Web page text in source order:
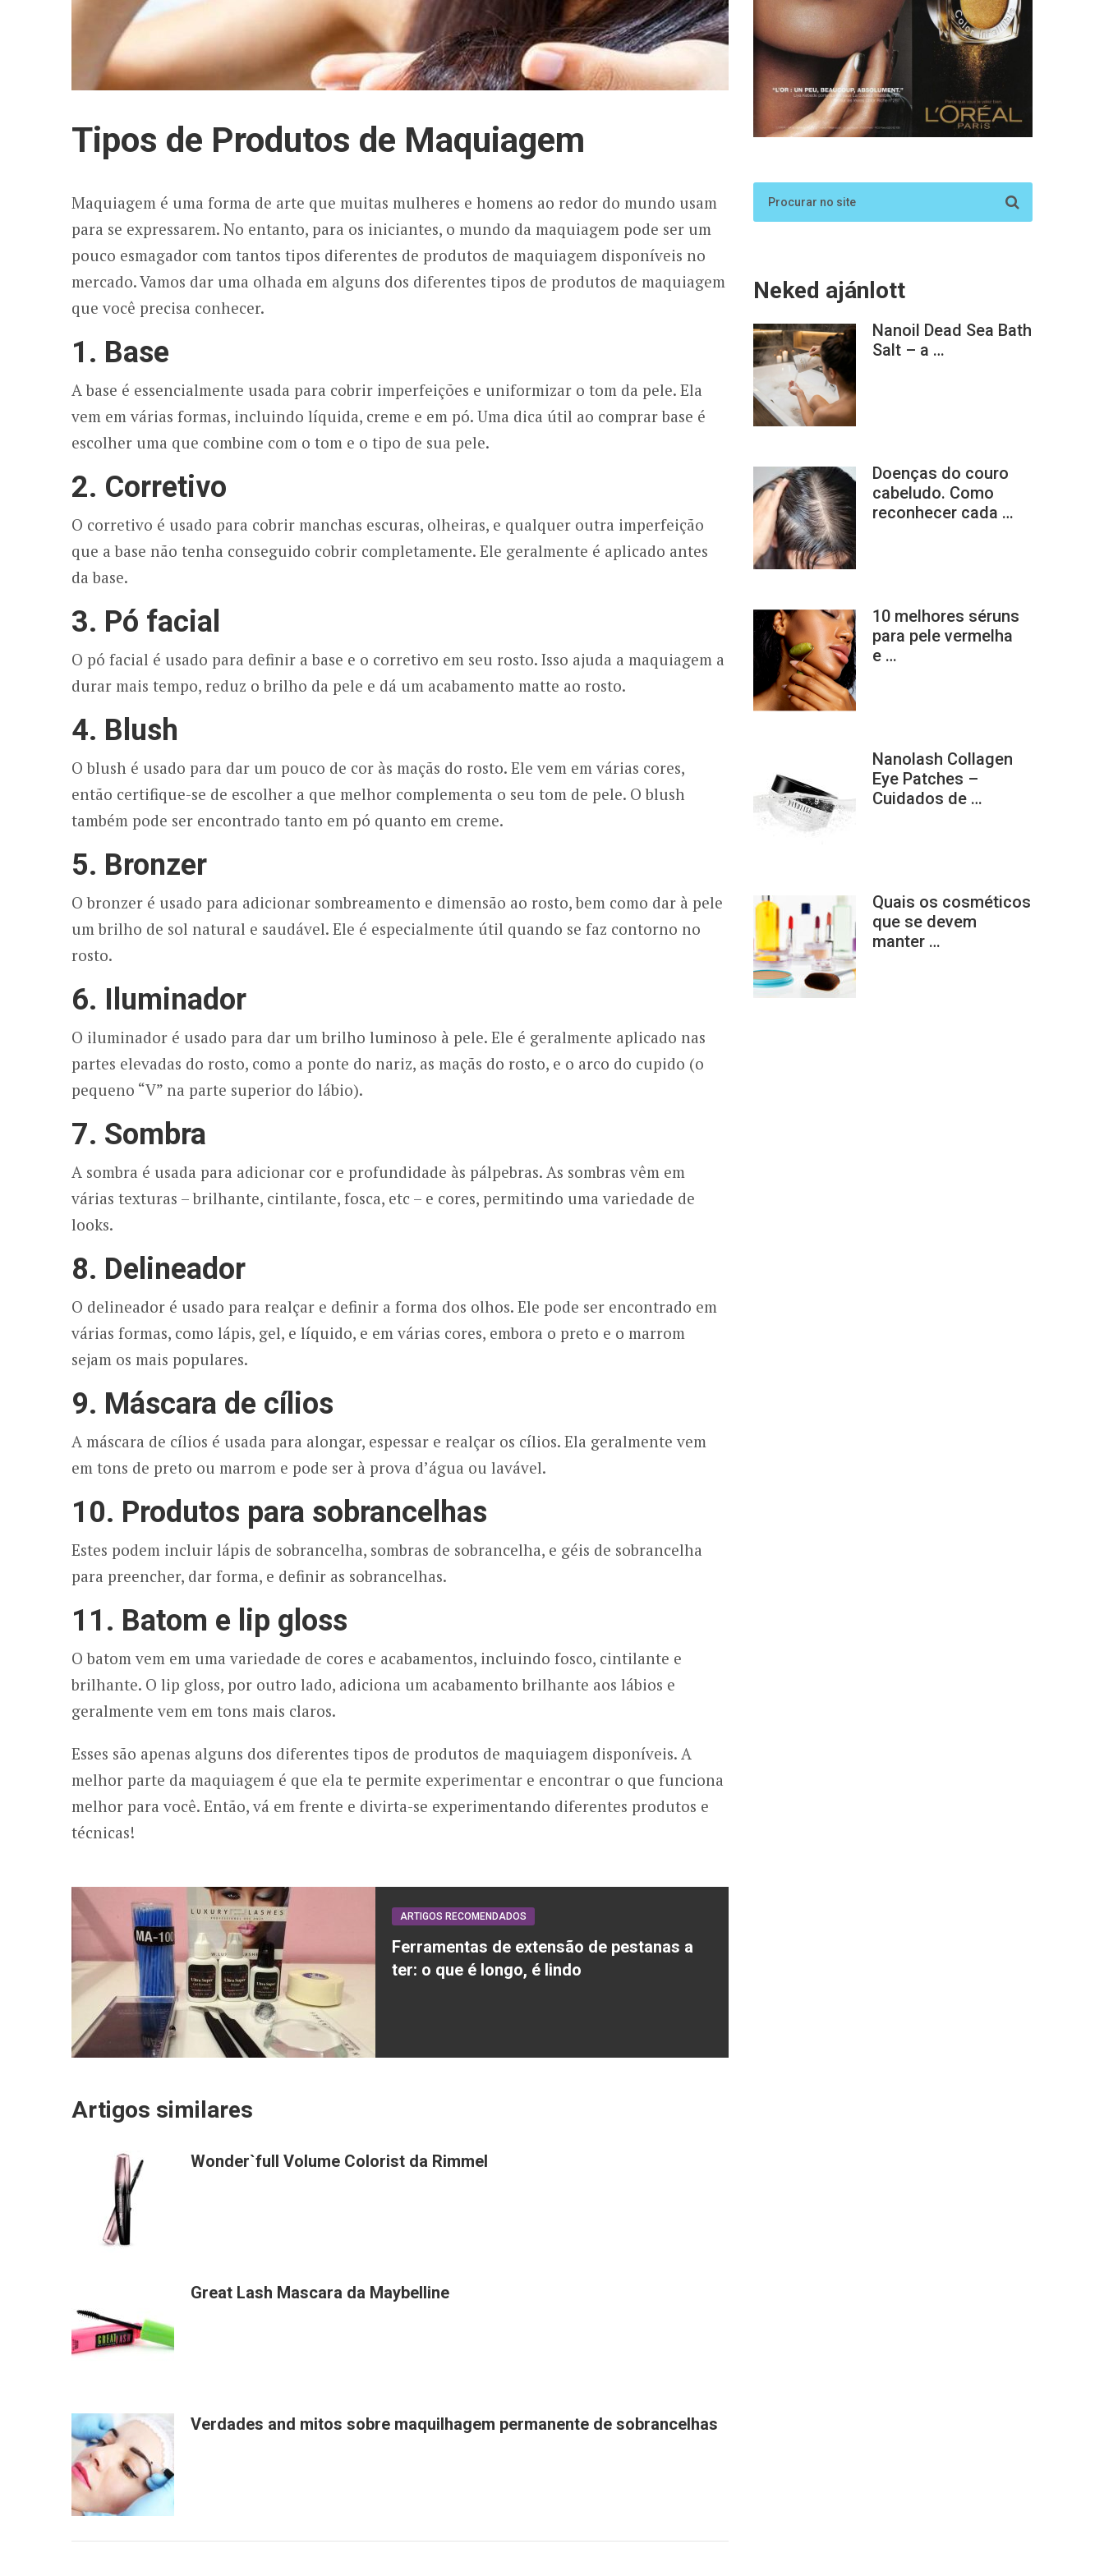
Tipos de Produtos de Maquiagem
Maquiagem é uma forma de arte que muitas mulheres e homens ao redor do mundo usam
para se expressarem. No entanto, para os iniciantes, o mundo da maquiagem pode ser um
pouco esmagador com tantos tipos diferentes de produtos de maquiagem disponíveis no
mercado. Vamos dar uma olhada em alguns dos diferentes tipos de produtos de maquiagem
que você precisa conhecer.
1. Base
A base é essencialmente usada para cobrir imperfeições e uniformizar o tom da pele. Ela
vem em várias formas, incluindo líquida, creme e em pó. Uma dica útil ao comprar base é
escolher uma que combine com o tom e o tipo de sua pele.
2. Corretivo
O corretivo é usado para cobrir manchas escuras, olheiras, e qualquer outra imperfeição
que a base não tenha conseguido cobrir completamente. Ele geralmente é aplicado antes
da base.
3. Pó facial
O pó facial é usado para definir a base e o corretivo em seu rosto. Isso ajuda a maquiagem a
durar mais tempo, reduz o brilho da pele e dá um acabamento matte ao rosto.
4. Blush
O blush é usado para dar um pouco de cor às maçãs do rosto. Ele vem em várias cores,
então certifique-se de escolher a que melhor complementa o seu tom de pele. O blush
também pode ser encontrado tanto em pó quanto em creme.
5. Bronzer
O bronzer é usado para adicionar sombreamento e dimensão ao rosto, bem como dar à pele
um brilho de sol natural e saudável. Ele é especialmente útil quando se faz contorno no
rosto.
6. Iluminador
O iluminador é usado para dar um brilho luminoso à pele. Ele é geralmente aplicado nas
partes elevadas do rosto, como a ponte do nariz, as maçãs do rosto, e o arco do cupido (o
pequeno “V” na parte superior do lábio).
7. Sombra
A sombra é usada para adicionar cor e profundidade às pálpebras. As sombras vêm em
várias texturas – brilhante, cintilante, fosca, etc – e cores, permitindo uma variedade de
looks.
8. Delineador
O delineador é usado para realçar e definir a forma dos olhos. Ele pode ser encontrado em
várias formas, como lápis, gel, e líquido, e em várias cores, embora o preto e o marrom
sejam os mais populares.
9. Máscara de cílios
A máscara de cílios é usada para alongar, espessar e realçar os cílios. Ela geralmente vem
em tons de preto ou marrom e pode ser à prova d’água ou lavável.
10. Produtos para sobrancelhas
Estes podem incluir lápis de sobrancelha, sombras de sobrancelha, e géis de sobrancelha
para preencher, dar forma, e definir as sobrancelhas.
11. Batom e lip gloss
O batom vem em uma variedade de cores e acabamentos, incluindo fosco, cintilante e
brilhante. O lip gloss, por outro lado, adiciona um acabamento brilhante aos lábios e
geralmente vem em tons mais claros.
Esses são apenas alguns dos diferentes tipos de produtos de maquiagem disponíveis. A
melhor parte da maquiagem é que ela te permite experimentar e encontrar o que funciona
melhor para você. Então, vá em frente e divirta-se experimentando diferentes produtos e
técnicas!
ARTIGOS RECOMENDADOS
Ferramentas de extensão de pestanas a
ter: o que é longo, é lindo
Artigos similares
Wonder`full Volume Colorist da Rimmel
Great Lash Mascara da Maybelline
Verdades and mitos sobre maquilhagem permanente de sobrancelhas
Neked ajánlott
Nanoil Dead Sea Bath
Salt – a …
Doenças do couro
cabeludo. Como
reconhecer cada …
10 melhores séruns
para pele vermelha
e …
Nanolash Collagen
Eye Patches –
Cuidados de …
Quais os cosméticos
que se devem
manter …